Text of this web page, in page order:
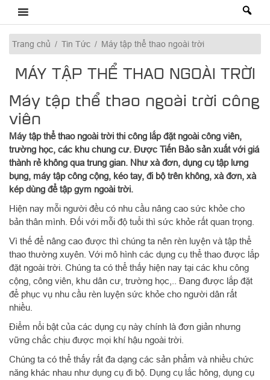
content
Trang chủ / Tin Tức / Máy tập thể thao ngoài trời
MÁY TẬP THỂ THAO NGOÀI TRỜI
Máy tập thể thao ngoài trời công
viên
Máy tập thể thao ngoài trời thi công lắp đặt ngoài công viên,
trường học, các khu chung cư. Được Tiến Bảo sản xuất với giá
thành rẻ không qua trung gian. Như xà đơn, dụng cụ tập lưng
bụng, máy tập công cộng, kéo tay, đi bộ trên không, xà đơn, xà
kép dùng để tập gym ngoài trời.
Hiện nay mỗi người đều có nhu cầu nâng cao sức khỏe cho
bản thân mình. Đối với mỗi độ tuổi thì sức khỏe rất quan trọng.
Vì thế để nâng cao được thì chúng ta nên rèn luyện và tập thể
thao thường xuyên. Với mô hình các dụng cụ thể thao được lắp
đặt ngoài trời. Chúng ta có thể thấy hiện nay tại các khu công
cộng, công viên, khu dân cư, trường học,.. Đang được lắp đặt
để phục vụ nhu cầu rèn luyện sức khỏe cho người dân rất
nhiều.
Điểm nổi bật của các dụng cụ này chính là đơn giản nhưng
vững chắc chịu được mọi khí hậu ngoài trời.
Chúng ta có thể thấy rất đa dạng các sản phẩm và nhiều chức
năng khác nhau như dụng cụ đi bộ. Dụng cụ lắc hông, dụng cụ